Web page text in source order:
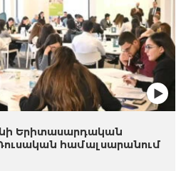
Երիտասարդական
համալսարանում